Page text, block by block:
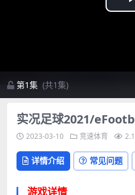
第1集 (共1集)
实况足球2021/
2023-03-10 竞速体育
详情介绍 常见问题
游戏详情